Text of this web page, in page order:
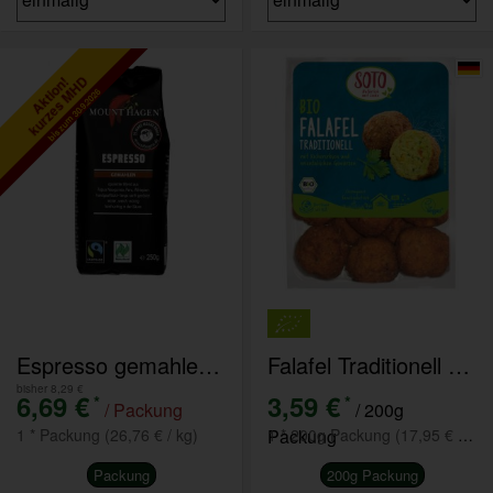
Aktion!
kurzes MHD
bis zum 30.9.2026
Espresso gemahlen 250g - solange Vorrat reicht
bisher 8,29 €
6,69 € * / Packung
1 * Packung (26,76 € / kg)
Packung
Falafel Traditionell 200g Packung á 12 Stück
3,59 € * / 200g
Packung
200g Packung